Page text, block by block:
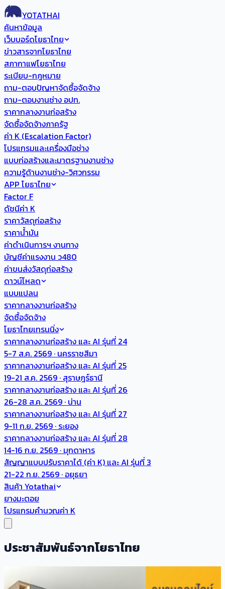
YOTATHAI
ค้นหาข้อมูล
เว็บบอร์ดโยธาไทย
ข่าวสารจากโยธาไทย
สภากาแฟโยธาไทย
ระเบียบ-กฎหมาย
ถาม-ตอบปัญหาจัดซื้อจัดจ้าง
ถาม-ตอบงานช่าง อปท.
ราคากลางงานก่อสร้าง
จัดซื้อจัดจ้างภาครัฐ
ค่า K (Escalation Factor)
โปรแกรมและเครื่องมือช่าง
แบบก่อสร้างและมาตรฐานงานช่าง
ความรู้ด้านงานช่าง-วิศวกรรม
APP โยธาไทย
Factor F
ดัชนีค่า K
ราคาวัสดุก่อสร้าง
ราคาน้ำมัน
ค่าดำเนินการฯ งานทาง
บัญชีค่าแรงงาน ว480
ค่าขนส่งวัสดุก่อสร้าง
ดาวน์โหลด
แบบแปลน
ราคากลางงานก่อสร้าง
จัดซื้อจัดจ้าง
โยธาไทยเทรนนิ่ง
ราคากลางงานก่อสร้าง และ AI รุ่นที่ 24
5-7 ส.ค. 2569 · นครราชสีมา
ราคากลางงานก่อสร้าง และ AI รุ่นที่ 25
19-21 ส.ค. 2569 · สุราษฎร์ธานี
ราคากลางงานก่อสร้าง และ AI รุ่นที่ 26
26-28 ส.ค. 2569 · น่าน
ราคากลางงานก่อสร้าง และ AI รุ่นที่ 27
9-11 ก.ย. 2569 · ระยอง
ราคากลางงานก่อสร้าง และ AI รุ่นที่ 28
14-16 ก.ย. 2569 · มุกดาหาร
สัญญาแบบปรับราคาได้ (ค่า K) และ AI รุ่นที่ 3
21-22 ก.ย. 2569 · อยุธยา
สินค้า Yotathai
ยางมะตอย
โปรแกรมคำนวณค่า K
ประชาสัมพันธ์จากโยธาไทย